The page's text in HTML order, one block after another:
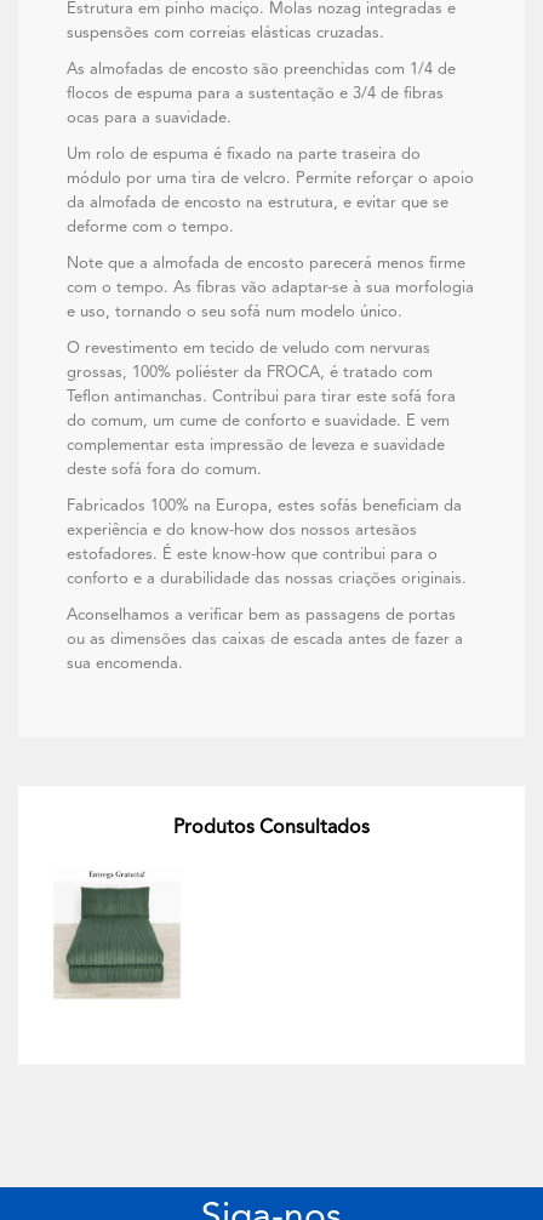
Estrutura em pinho maciço. Molas nozag integradas e
suspensões com correias elásticas cruzadas.
As almofadas de encosto são preenchidas com 1/4 de
flocos de espuma para a sustentação e 3/4 de fibras
ocas para a suavidade.
Um rolo de espuma é fixado na parte traseira do
módulo por uma tira de velcro. Permite reforçar o apoio
da almofada de encosto na estrutura, e evitar que se
deforme com o tempo.
Note que a almofada de encosto parecerá menos firme
com o tempo. As fibras vão adaptar-se à sua morfologia
e uso, tornando o seu sofá num modelo único.
O revestimento em tecido de veludo com nervuras
grossas, 100% poliéster da FROCA, é tratado com
Teflon antimanchas. Contribui para tirar este sofá fora
do comum, um cume de conforto e suavidade. E vem
complementar esta impressão de leveza e suavidade
deste sofá fora do comum.
Fabricados 100% na Europa, estes sofás beneficiam da
experiência e do know-how dos nossos artesãos
estofadores. É este know-how que contribui para o
conforto e a durabilidade das nossas criações originais.
Aconselhamos a verificar bem as passagens de portas
ou as dimensões das caixas de escada antes de fazer a
sua encomenda.
Produtos Consultados